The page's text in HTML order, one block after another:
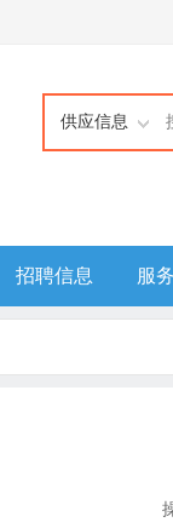
供应信息
招聘信息 服